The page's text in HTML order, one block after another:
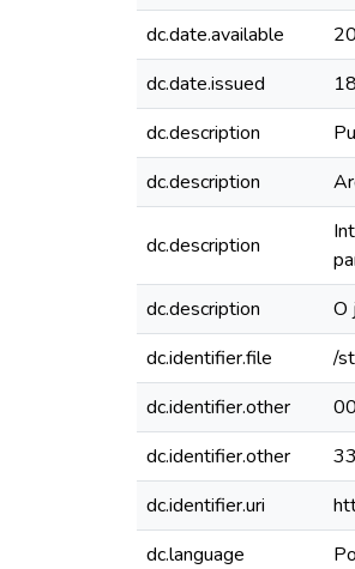
dc.date.available
dc.date.issued
dc.description
dc.description
dc.description
dc.description O
dc.identifier.file
/
dc.identifier.other
dc.identifier.other
dc.identifier.uri
dc.language